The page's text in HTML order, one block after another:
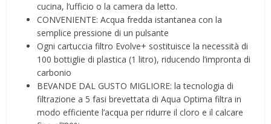
cucina, l’ufficio o la camera da letto.
CONVENIENTE: Acqua fredda istantanea con la
semplice pressione di un pulsante
Ogni cartuccia filtro Evolve+ sostituisce la necessità di
100 bottiglie di plastica (1 litro), riducendo l’impronta di
carbonio
BEVANDE DAL GUSTO MIGLIORE: la tecnologia di
filtrazione a 5 fasi brevettata di Aqua Optima filtra in
modo efficiente l’acqua per ridurre il cloro e il calcare